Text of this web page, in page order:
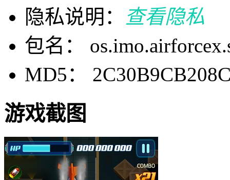
隐私说明：
查看隐私
包名：
MD5：
游戏截图